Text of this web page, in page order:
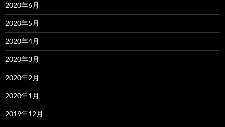
2020年6月
2020年5月
2020年4月
2020年3月
2020年2月
2020年1月
2019年12月